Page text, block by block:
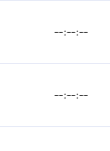
--:--:--
--:--:--